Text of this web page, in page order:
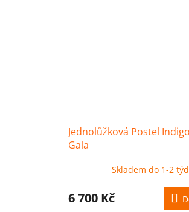
Jednolůžková Postel
Gala
Skladem do 1-2
6 700 Kč